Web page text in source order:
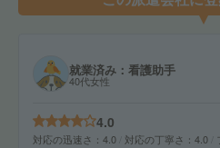
就業済み：看護助手
40代女性
4.0
対応の迅速さ 4.0 対応の丁寧さ 4.0